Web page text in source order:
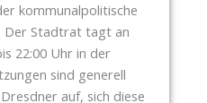
kommunalpolitische
Der Stadtrat tagt an
22:00 Uhr in der
sind generell
auf, sich diese